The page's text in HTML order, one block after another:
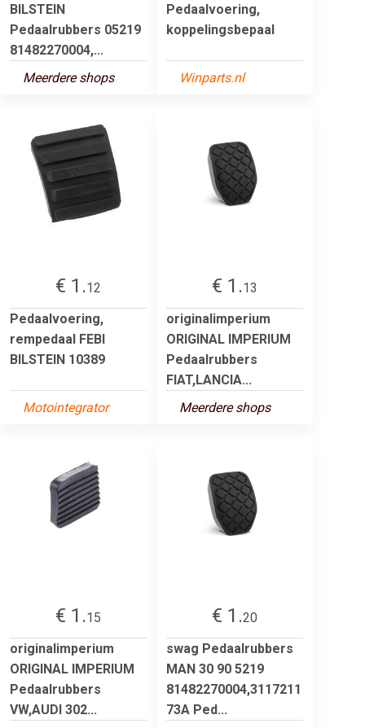
BILSTEIN
Pedaalrubbers 05219
81482270004,...
Meerdere shops
Pedaalvoering,
koppelingsbepaal
Winparts.nl
€ 1.12
Pedaalvoering,
rempedaal FEBI
BILSTEIN 10389
Motointegrator
€ 1.13
originalimperium
ORIGINAL IMPERIUM
Pedaalrubbers
FIAT,LANCIA...
Meerdere shops
€ 1.15
originalimperium
ORIGINAL IMPERIUM
Pedaalrubbers
VW,AUDI 302...
€ 1.20
swag Pedaalrubbers
MAN 30 90 5219
81482270004,3117211
73A Ped...